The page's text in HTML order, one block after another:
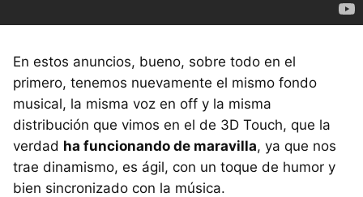
En estos anuncios, bueno, sobre todo en el
primero, tenemos nuevamente el mismo fondo
musical, la misma voz en off y la misma
distribución que vimos en el de 3D Touch, que la
verdad ha funcionando de maravilla, ya que nos
trae dinamismo, es ágil, con un toque de humor y
bien sincronizado con la música.